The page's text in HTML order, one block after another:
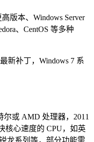
版本、Windows Server
、CentOS 等多种
新补丁，Windows 7 系
尔或 AMD 处理器，2011
核心速度的 CPU，如英